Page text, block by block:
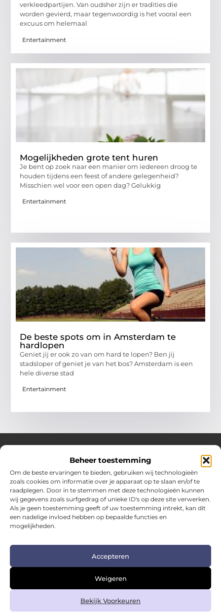
Beheer toestemming
Om de beste ervaringen te bieden, gebruiken wij technologieën
zoals cookies om informatie over je apparaat op te slaan en/of te
raadplegen. Door in te stemmen met deze technologieën kunnen
wij gegevens zoals surfgedrag of unieke ID's op deze site verwerken.
Als je geen toestemming geeft of uw toestemming intrekt, kan dit
een nadelige invloed hebben op bepaalde functies en
mogelijkheden.
Accepteren
Weigeren
Bekijk Voorkeuren
verkleedpartijen. Van oudsher zijn er tradities die
worden gevierd, maar tegenwoordig is het vooral een
excuus om helemaal
Entertainment
Mogelijkheden grote tent huren
Je bent op zoek naar een manier om iedereen droog te
houden tijdens een feest of andere gelegenheid?
Misschien wel voor een open dag? Gelukkig
Entertainment
De beste spots om in Amsterdam te
hardlopen
Geniet jij er ook zo van om hard te lopen? Ben jij
stadsloper of geniet je van het bos? Amsterdam is een
hele diverse stad
Entertainment
Over Hotspotmagazine
Jouw bron voor inspiratie en handige tips voor het
dagelijks leven.
Verken een uitgebreide selectie blogs en artikelen
boordevol praktische adviezen en verrassende inzichten
om het beste uit elke dag te halen.